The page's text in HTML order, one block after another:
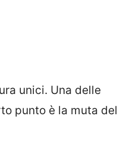
unici. Una delle
punto è la muta del